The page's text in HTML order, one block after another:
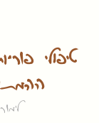
טיפולי